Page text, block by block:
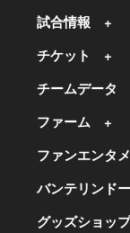
試合情報
チケット
チームデータ
ファーム
ファンエンタメ
バンテリンド
グッズショッ